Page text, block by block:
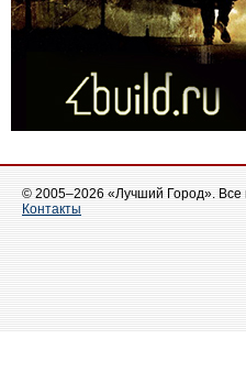
© 2005–2026 «Лучший Город».
Контакты